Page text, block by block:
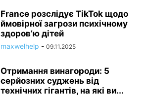
France розслідує TikTok щодо
ймовірної загрози психічному
здоров’ю дітей
maxwelhelp - 09.11.2025
Отримання винагороди: 5
серйозних суджень від
технічних гігантів, на які ви...